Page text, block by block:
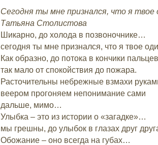
Сегодня ты мне признался, что я твое
Татьяна Столистова
Шикарно, до холода в позвоночнике…
сегодня ты мне признался, что я твое
Как образно, до потока в кончики
так мало от спокойствия до пожара.
Расточительны небрежные взмахи
веером прогоняем непонимание сами
дальше, мимо…
Улыбка – это из истории о «загадке»…
мы грешны, до улыбок в глазах друг
Обожание – оно всегда на губах…